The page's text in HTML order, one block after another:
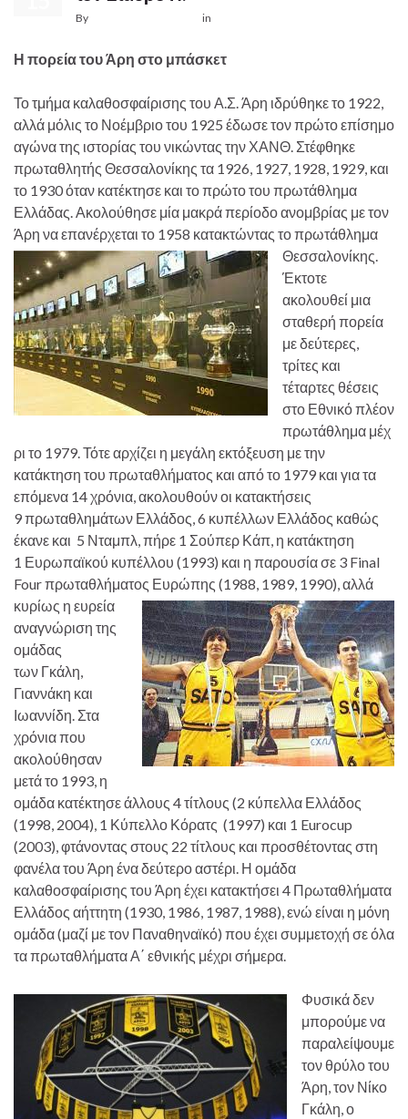
By in
Η πορεία του Άρη στο μπάσκετ
Το τμήμα καλαθοσφαίρισης του Α.Σ. Άρη ιδρύθηκε το 1922,
αλλά μόλις το Νοέμβριο του 1925 έδωσε τον πρώτο επίσημο
αγώνα της ιστορίας του νικώντας την ΧΑΝΘ. Στέφθηκε
πρωταθλητής Θεσσαλονίκης τα 1926, 1927, 1928, 1929, και
το 1930 όταν κατέκτησε και το πρώτο του πρωτάθλημα
Ελλάδας. Ακολούθησε μία μακρά περίοδο ανομβρίας με τον
Άρη να επανέρχεται το 1958 κατακτώντας το πρωτάθλημα
Θεσσαλονίκης.
Έκτοτε
ακολουθεί μια
σταθερή πορεία
με δεύτερες,
τρίτες και
τέταρτες θέσεις
στο Εθνικό πλέον
πρωτάθλημα μέχ
ρι το 1979. Τότε αρχίζει η μεγάλη εκτόξευση με την
κατάκτηση του πρωταθλήματος και από το 1979 και για τα
επόμενα 14 χρόνια, ακολουθούν οι κατακτήσεις
9 πρωταθλημάτων Ελλάδος, 6 κυπέλλων Ελλάδος καθώς
έκανε και 5 Νταμπλ, πήρε 1 Σούπερ Κάπ, η κατάκτηση
1 Ευρωπαϊκού κυπέλλου (1993) και η παρουσία σε 3 Final
Four πρωταθλήματος Ευρώπης (1988, 1989, 1990), αλλά
κυρίως η ευρεία
αναγνώριση της
ομάδας
των Γκάλη,
Γιαννάκη και
Ιωαννίδη. Στα
χρόνια που
ακολούθησαν
μετά το 1993, η
ομάδα κατέκτησε άλλους 4 τίτλους (2 κύπελλα Ελλάδος
(1998, 2004), 1 Κύπελλο Κόρατς (1997) και 1 Eurocup
(2003), φτάνοντας στους 22 τίτλους και προσθέτοντας στη
φανέλα του Άρη ένα δεύτερο αστέρι. Η ομάδα
καλαθοσφαίρισης του Άρη έχει κατακτήσει 4 Πρωταθλήματα
Ελλάδος αήττητη (1930, 1986, 1987, 1988), ενώ είναι η μόνη
ομάδα (μαζί με τον Παναθηναϊκό) που έχει συμμετοχή σε όλα
τα πρωταθλήματα Α΄ εθνικής μέχρι σήμερα.
Φυσικά δεν
μπορούμε να
παραλείψουμε
τον θρύλο του
Άρη, τον Νίκο
Γκάλη, ο